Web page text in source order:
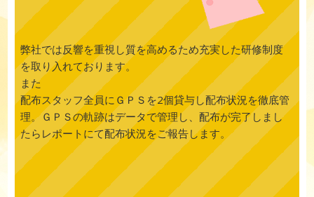
弊社では反響を重視し質を高めるため充実した研修制度
を取り入れております。
また
配布スタッフ全員にＧＰＳを2個貸与し配布状況を徹底管
理。ＧＰＳの軌跡はデータで管理し、配布が完了しまし
たらレポートにて配布状況をご報告します。